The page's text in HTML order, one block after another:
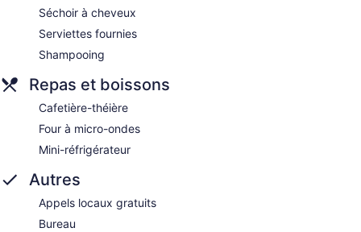
Séchoir à cheveux
Serviettes fournies
Shampooing
Repas et boissons
Cafetière-théière
Four à micro-ondes
Mini-réfrigérateur
Autres
Appels locaux gratuits
Bureau